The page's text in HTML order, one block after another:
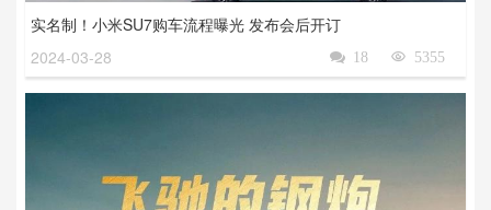
实名制！小米SU7购车流程曝光 发布会后开订
2024-03-28
5355

18
